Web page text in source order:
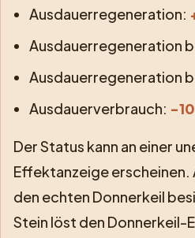
Ausdauerregeneration:
Ausdauerregeneration
Ausdauerregeneration
Ausdauerverbrauch: -
Der Status kann an einer
Effektanzeige erscheinen.
den echten Donnerkeil
Stein löst den Donnerkeil-